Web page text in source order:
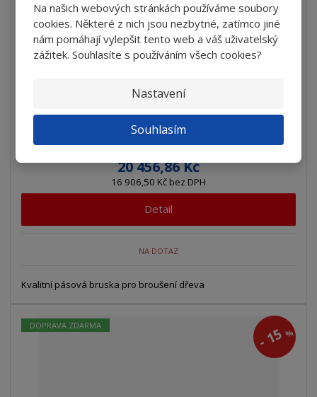
Na našich webových stránkách používáme soubory
cookies. Některé z nich jsou nezbytné, zatímco jiné
nám pomáhají vylepšit tento web a váš uživatelský
zážitek. Souhlasíte s používáním všech cookies?
Nastavení
Souhlasím
Bruska pásová HOLZSTAR KSO 790, 1500W, 3...
20 456,86 Kč
16 906,50 Kč bez DPH
Detail
NA DOTAZ
Kvalitní pásová bruska pro broušení dřeva
-15%
DOPRAVA ZDARMA